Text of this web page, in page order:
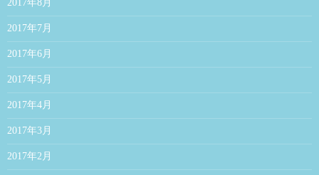
2017年8月
2017年7月
2017年6月
2017年5月
2017年4月
2017年3月
2017年2月